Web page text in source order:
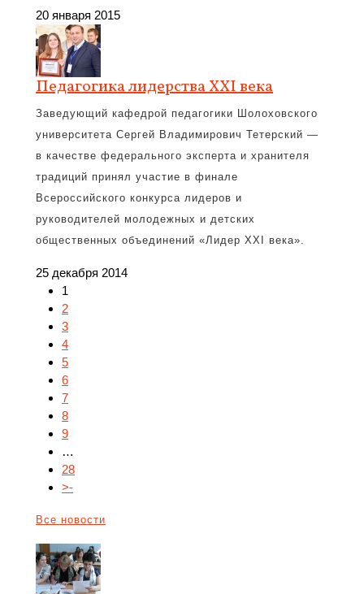
20 января 2015
Педагогика лидерства XXI века
Заведующий кафедрой педагогики Шолоховского
университета Сергей Владимирович Тетерский —
в качестве федерального эксперта и хранителя
традиций принял участие в финале
Всероссийского конкурса лидеров и
руководителей молодежных и детских
общественных объединений «Лидер XXI века».
25 декабря 2014
1
2
3
4
5
6
7
8
9
…
28
>-
Все новости